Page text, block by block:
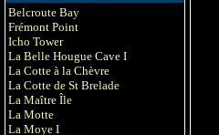
Belcroute Bay
Frémont Point
Icho Tower
La Belle Hougue Cave I
La Cotte à la Chèvre
La Cotte de St Brelade
La Maître Île
La Motte
La Moye I